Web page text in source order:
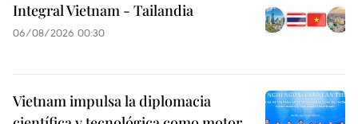
Integral Vietnam - Tailandia
06/08/2026 00:30
Vietnam impulsa la diplomacia